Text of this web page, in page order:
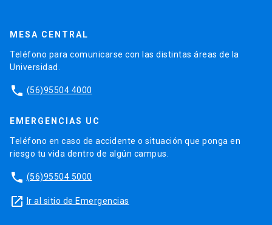
MESA CENTRAL
Teléfono para comunicarse con las distintas áreas de la
Universidad.
phone (56)95504 4000
EMERGENCIAS UC
Teléfono en caso de accidente o situación que ponga en
riesgo tu vida dentro de algún campus.
phone (56)95504 5000
launch Ir al sitio de Emergencias